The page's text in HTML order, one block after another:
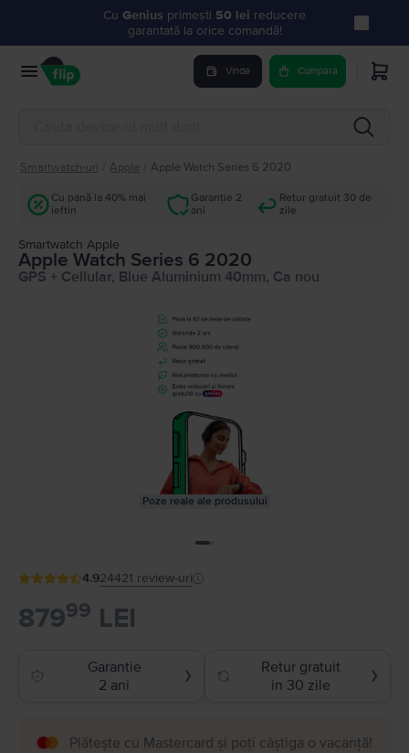
Cu Genius primești 50 lei reducere
garantată la orice comandă!
Vinde Cumpara
Smartwatch-uri Apple Apple Watch Series 6 2020
Cu până la 40% mai
ieftin
Garanție 2
ani
Retur gratuit 30 de
zile
Smartwatch Apple
Apple Watch Series 6 2020
GPS + Cellular, Blue Aluminium 40mm, Ca nou
Poze reale ale produsului
4.924421 review-uri
87999 LEI
Garantie
2 ani
❯
Retur gratuit
in 30 zile
❯
Plătește cu Mastercard și poți câștiga o vacanță!